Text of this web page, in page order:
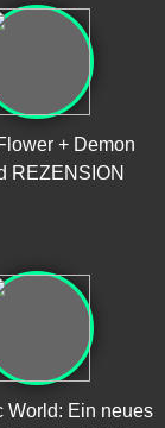
+ Demon
REZENSION
World: Ein neues